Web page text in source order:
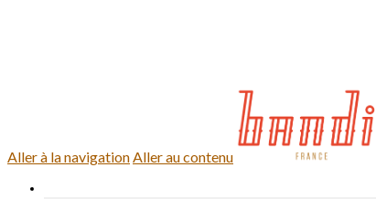
Aller à la navigationAller au contenu